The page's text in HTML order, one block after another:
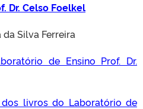
Dr. Celso Foelkel
Silva Ferreira
de Ensino Prof. Dr.
livros do Laboratório de